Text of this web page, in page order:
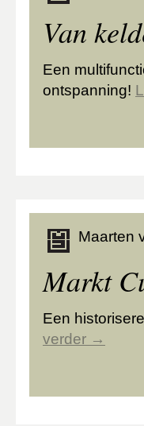
Van
Een
ontspanning!
Maarten
Markt
Een
verder →